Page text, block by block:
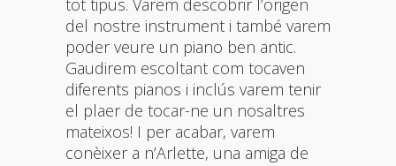
tot tipus. Varem descobrir l’origen
del nostre instrument i també varem
poder veure un piano ben antic.
Gaudirem escoltant com tocaven
diferents pianos i inclús varem tenir
el plaer de tocar-ne un nosaltres
mateixos! I per acabar, varem
conèixer a n’Arlette, una amiga de